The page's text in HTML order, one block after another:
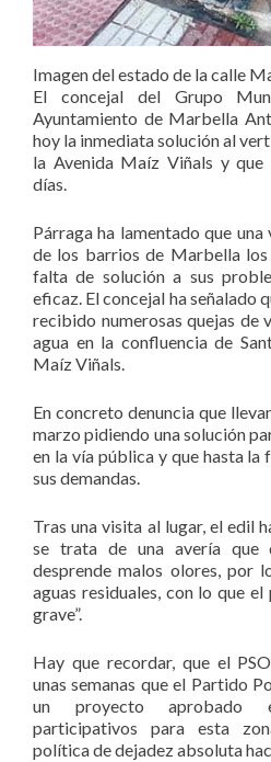
Imagen del estado de la calle
El concejal del Grupo
Ayuntamiento de Marbella
hoy la inmediata solución al
la Avenida Maíz Viñals y que
días.
Párraga ha lamentado que una
de los barrios de Marbella
falta de solución a sus
eficaz. El concejal ha señalado
recibido numerosas quejas de
agua en la confluencia de
Maíz Viñals.
En concreto denuncia que
marzo pidiendo una solución
en la vía pública y que hasta la
sus demandas.
Tras una visita al lugar, el edil
se trata de una avería que
desprende malos olores, por
aguas residuales, con lo que el
grave”.
Hay que recordar, que el
unas semanas que el Partido
un proyecto aprobado
participativos para esta
política de dejadez absoluta